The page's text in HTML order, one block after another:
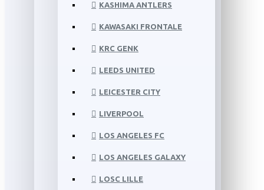
KASHIMA ANTLERS
KAWASAKI FRONTALE
KRC GENK
LEEDS UNITED
LEICESTER CITY
LIVERPOOL
LOS ANGELES FC
LOS ANGELES GALAXY
LOSC LILLE